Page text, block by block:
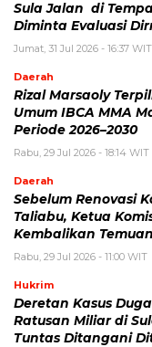
Sula Jalan di
Diminta Evaluasi
Jumat, 31 Jul 2026 - 16:37 WIT
Daerah
Rizal Marsaoly
Umum IBCA MMA
Periode 2026–2030
Rabu, 29 Jul 2026 - 18:14 WIT
Daerah
Sebelum Renovasi
Taliabu, Ketua
Kembalikan
Rabu, 29 Jul 2026 - 11:00 WIT
Hukrim
Deretan Kasus
Ratusan Miliar di
Tuntas Ditangani